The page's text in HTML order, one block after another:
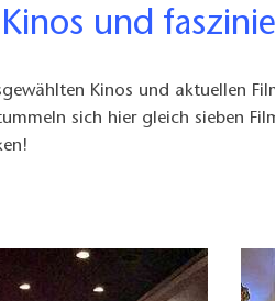
Kinos und
Kinos und aktuellen
sich hier gleich sieben